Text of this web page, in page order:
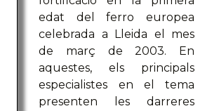
edat del ferro europea
celebrada a Lleida el mes
de març de 2003. En
aquestes, els principals
especialistes en el tema
presenten les darreres